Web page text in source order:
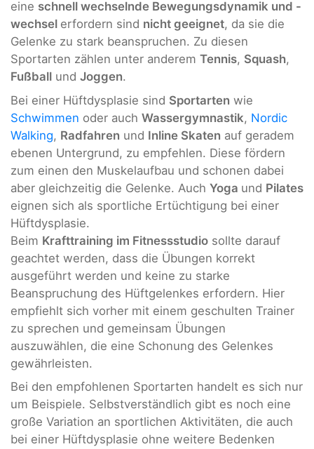
eine schnell wechselnde Bewegungsdynamik und -
wechsel erfordern sind nicht geeignet, da sie die
Gelenke zu stark beanspruchen. Zu diesen
Sportarten zählen unter anderem Tennis, Squash,
Fußball und Joggen.
Bei einer Hüftdysplasie sind Sportarten wie
Schwimmen oder auch Wassergymnastik, Nordic
Walking, Radfahren und Inline Skaten auf geradem
ebenen Untergrund, zu empfehlen. Diese fördern
zum einen den Muskelaufbau und schonen dabei
aber gleichzeitig die Gelenke. Auch Yoga und Pilates
eignen sich als sportliche Ertüchtigung bei einer
Hüftdysplasie.
Beim Krafttraining im Fitnessstudio sollte darauf
geachtet werden, dass die Übungen korrekt
ausgeführt werden und keine zu starke
Beanspruchung des Hüftgelenkes erfordern. Hier
empfiehlt sich vorher mit einem geschulten Trainer
zu sprechen und gemeinsam Übungen
auszuwählen, die eine Schonung des Gelenkes
gewährleisten.
Bei den empfohlenen Sportarten handelt es sich nur
um Beispiele. Selbstverständlich gibt es noch eine
große Variation an sportlichen Aktivitäten, die auch
bei einer Hüftdysplasie ohne weitere Bedenken